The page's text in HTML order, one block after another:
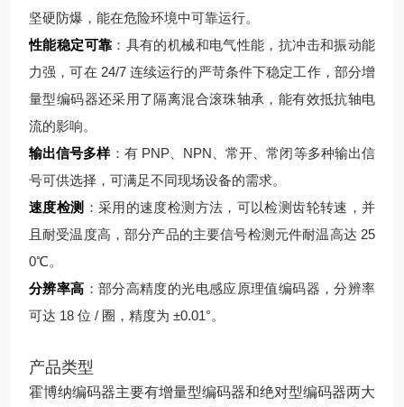
坚硬防爆，能在危险环境中可靠运行。
性能稳定可靠 ：具有的机械和电气性能，抗冲击和振动能
力强，可在 24/7 连续运行的严苛条件下稳定工作，部分增
量型编码器还采用了隔离混合滚珠轴承，能有效抵抗轴电
流的影响。
输出信号多样：有 PNP、NPN、常开、常闭等多种输出信
号可供选择，可满足不同现场设备的需求。
速度检测 ：采用的速度检测方法，可以检测齿轮转速，并
且耐受温度高，部分产品的主要信号检测元件耐温高达 25
0℃。
分辨率高 ：部分高精度的光电感应原理值编码器，分辨率
可达 18 位 / 圈，精度为 ±0.01°。
产品类型
霍博纳编码器主要有增量型编码器和绝对型编码器两大